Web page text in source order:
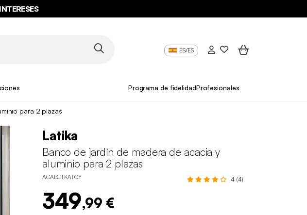
ES/ES
Programa de fidelidadProfesionales
para 2 plazas
Latika
Banco de jardín de madera de acacia y
aluminio para 2 plazas
ACABCTKATGY 4 (4)
349,99 €